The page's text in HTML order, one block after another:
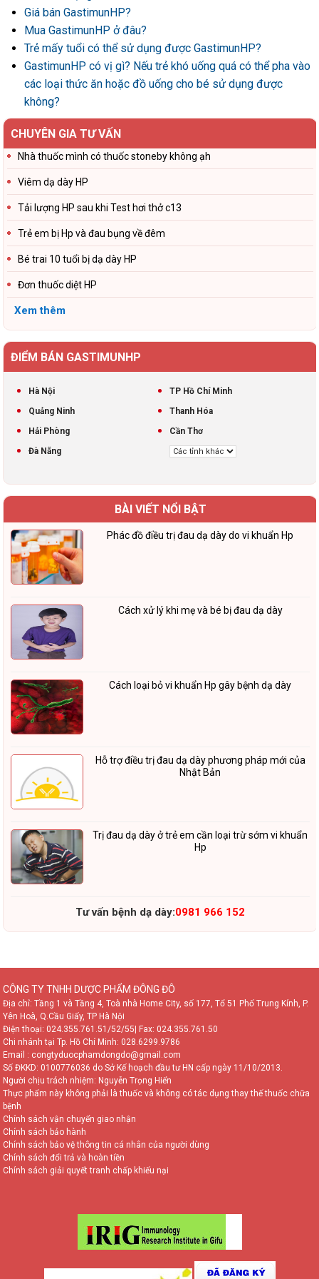
Giá bán GastimunHP?
Mua GastimunHP ở đâu?
Trẻ mấy tuổi có thể sử dụng được GastimunHP?
GastimunHP có vị gì? Nếu trẻ khó uống quá có thể pha vào
các loại thức ăn hoặc đồ uống cho bé sử dụng được
không?
CHUYÊN GIA TƯ VẤN
Nhà thuốc mình có thuốc stoneby không ạh
Viêm dạ dày HP
Tải lượng HP sau khi Test hơi thở c13
Trẻ em bị Hp và đau bụng về đêm
Bé trai 10 tuổi bị dạ dày HP
Đơn thuốc diệt HP
Xem thêm
ĐIỂM BÁN GASTIMUNHP
Hà Nội
TP Hồ Chí Minh
Quảng Ninh
Thanh Hóa
Hải Phòng
Cần Thơ
Đà Nẵng
BÀI VIẾT NỔI BẬT
Phác đồ điều trị đau dạ dày do vi khuẩn Hp
Cách xử lý khi mẹ và bé bị đau dạ dày
Cách loại bỏ vi khuẩn Hp gây bệnh dạ dày
Hỗ trợ điều trị đau dạ dày phương pháp mới của
Nhật Bản
Trị đau dạ dày ở trẻ em cần loại trừ sớm vi khuẩn
Hp
Tư vấn bệnh dạ dày:0981 966 152
CÔNG TY TNHH DƯỢC PHẨM ĐÔNG ĐÔ
Địa chỉ: Tầng 1 và Tầng 4, Toà nhà Home City, số 177, Tổ 51 Phố Trung Kính, P.
Yên Hoà, Q.Cầu Giấy, TP Hà Nội
Điện thoại: 024.355.761.51/52/55
| Fax: 024.355.761.50
Chi nhánh tại Tp. Hồ Chí Minh: 028.6299.9786
Email : congtyduocphamdongdo@gmail.com
Số ĐKKD: 0100776036 do Sở Kế hoạch đầu tư HN cấp ngày 11/10/2013.
Người chịu trách nhiệm: Nguyễn Trọng Hiển
Thực phẩm này không phải là thuốc và không có tác dụng thay thế thuốc chữa
bệnh
Chính sách vận chuyển giao nhận
Chính sách bảo hành
Chính sách bảo vệ thông tin cá nhân của người dùng
Chính sách đổi trả và hoàn tiền
Chính sách giải quyết tranh chấp khiếu nại